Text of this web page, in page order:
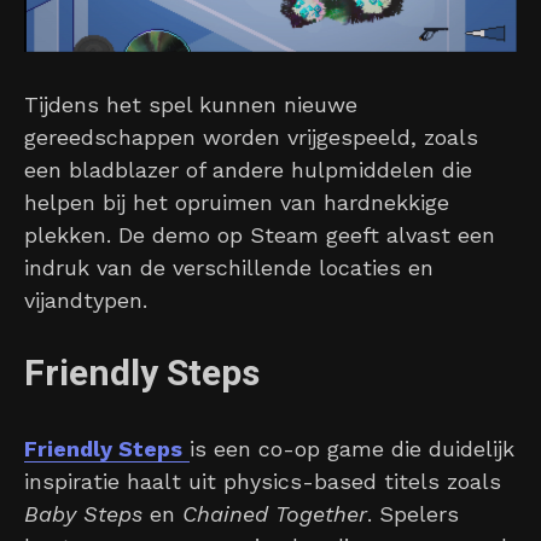
Tijdens het spel kunnen nieuwe
gereedschappen worden vrijgespeeld, zoals
een bladblazer of andere hulpmiddelen die
helpen bij het opruimen van hardnekkige
plekken. De demo op Steam geeft alvast een
indruk van de verschillende locaties en
vijandtypen.
Friendly Steps
Friendly Steps is een co-op game die duidelijk
inspiratie haalt uit physics-based titels zoals
Baby Steps en Chained Together. Spelers